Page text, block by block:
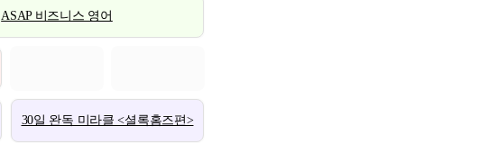
ASAP 비즈니스 영어
30일 완독 미라클 <셜록홈즈편>